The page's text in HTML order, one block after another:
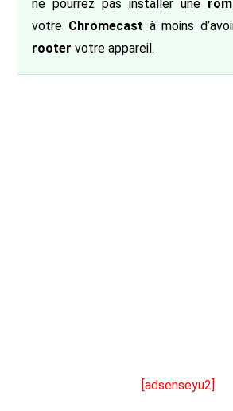
ne pourrez pas installer une rom
votre Chromecast à moins
rooter votre appareil.
[adsenseyu2]